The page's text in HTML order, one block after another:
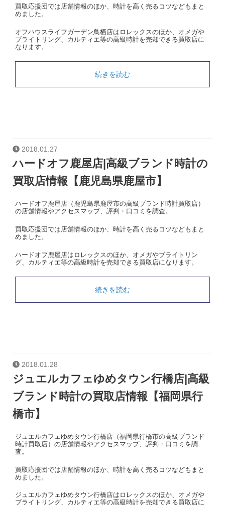
買取応援団では店舗情報のほか、時計を高く売るコツなどもまと
めました。
オフハウスライフガーデン鳥栖店はロレックスのほか、オメガや
ブライトリング、カルティエ等の高級時計を売却できる買取店に
なります。
続きを読む
2018.01.27
ハードオフ鹿屋店|高級ブランド時計の
買取店情報【鹿児島県鹿屋市】
ハードオフ鹿屋店（鹿児島県鹿屋市の高級ブランド時計買取店）
の店舗情報やアクセスマップ、評判・口コミを調査。
買取応援団では店舗情報のほか、時計を高く売るコツなどもまと
めました。
ハードオフ鹿屋店はロレックスのほか、オメガやブライトリン
グ、カルティエ等の高級時計を売却できる買取店になります。
続きを読む
2018.01.28
ジュエルカフェゆめタウン行橋店|高級
ブランド時計の買取店情報【福岡県行
橋市】
ジュエルカフェゆめタウン行橋店（福岡県行橋市の高級ブランド
時計買取店）の店舗情報やアクセスマップ、評判・口コミを調
査。
買取応援団では店舗情報のほか、時計を高く売るコツなどもまと
めました。
ジュエルカフェゆめタウン行橋店はロレックスのほか、オメガや
ブライトリング、カルティエ等の高級時計を売却できる買取店に